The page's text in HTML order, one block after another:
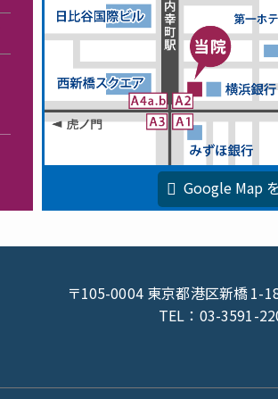
Google Map
〒105-0004 東京都港区新橋1-
TEL：03-3591-